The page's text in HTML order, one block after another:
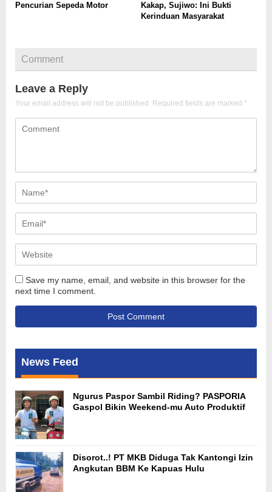
Pencurian Sepeda Motor
Kakap, Sujiwo: Ini Bukti
Kerinduan Masyarakat
Comment
Leave a Reply
Your email address will not be published. Required fields are marked *
Save my name, email, and website in this browser for the
next time I comment.
News Feed
Ngurus Paspor Sambil Riding? PASPORIA
Gaspol Bikin Weekend-mu Auto Produktif
Disorot..! PT MKB Diduga Tak Kantongi Izin
Angkutan BBM Ke Kapuas Hulu